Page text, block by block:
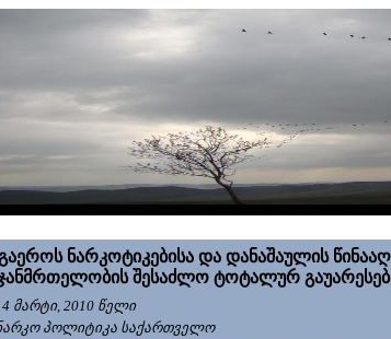
ნარკოტიკებისა და დანაშაულის
შესაძლო ტოტალურ
მარტი, 2010 წელი
პოლიტიკა საქართველო